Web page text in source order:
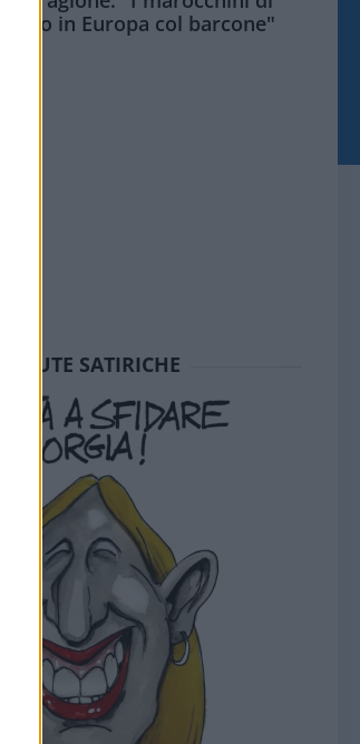
in Europa col barcone"
SEDUTE SATIRICHE